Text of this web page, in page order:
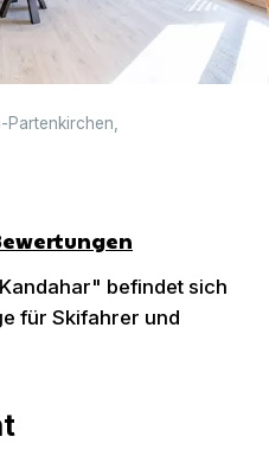
Partenkirchen
befindet sich
für Skifahrer und